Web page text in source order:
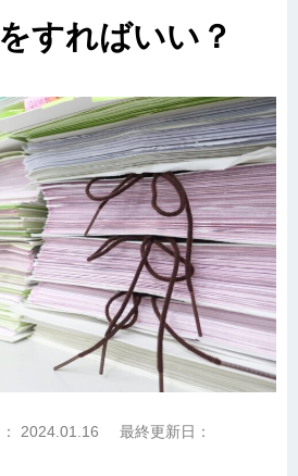
すればいい？
2024.01.16
最終更新日：